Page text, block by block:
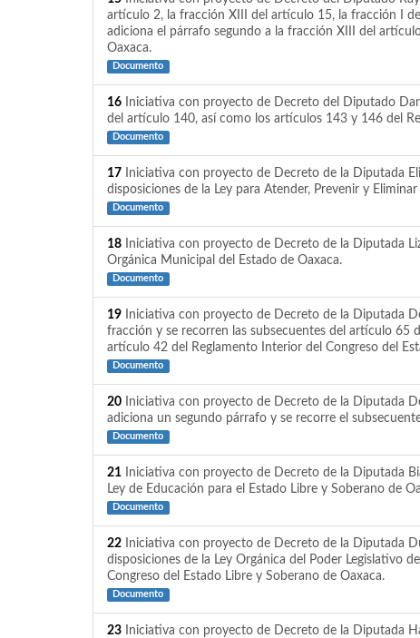
artículo 2, la fracción XIII del artículo 15, la fracción I
adiciona el párrafo segundo a la fracción XIII del
Oaxaca.
Documento
16 Iniciativa con proyecto de Decreto del Diputado
del artículo 140, así como los artículos 143 y 146 del
Documento
17 Iniciativa con proyecto de Decreto de la Diputada
disposiciones de la Ley para Atender, Prevenir y
Documento
18 Iniciativa con proyecto de Decreto de la Diputada
Orgánica Municipal del Estado de Oaxaca.
Documento
19 Iniciativa con proyecto de Decreto de la Diputada
fracción y se recorren las subsecuentes del artículo 65
artículo 42 del Reglamento Interior del Congreso del
Documento
20 Iniciativa con proyecto de Decreto de la Diputada
adiciona un segundo párrafo y se recorre el
Documento
21 Iniciativa con proyecto de Decreto de la Diputada
Ley de Educación para el Estado Libre y Soberano de
Documento
22 Iniciativa con proyecto de Decreto de la Diputada
disposiciones de la Ley Orgánica del Poder Legislativo
Congreso del Estado Libre y Soberano de Oaxaca.
Documento
23 Iniciativa con proyecto de Decreto de la Diputada